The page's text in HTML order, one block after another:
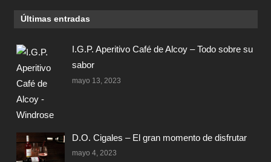
Últimas entradas
I.G.P. Aperitivo Café de Alcoy – Todo sobre su
sabor
mayo 13, 2023
D.O. Cigales – El gran momento de disfrutar
mayo 4, 2023